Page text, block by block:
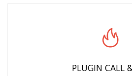
PLUGIN CALL